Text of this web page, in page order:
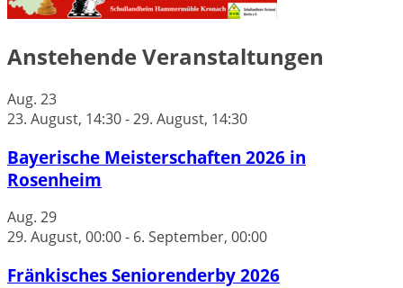
Anstehende Veranstaltungen
Aug. 23
23. August, 14:30-29. August, 14:30
Bayerische Meisterschaften 2026 in
Rosenheim
Aug. 29
29. August, 00:00- 6. September, 00:00
Fränkisches Seniorenderby 2026